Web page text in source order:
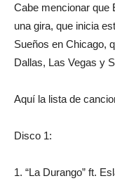
Cabe mencionar que
una gira, que inicia
Sueños en Chicago,
Dallas, Las Vegas y
Aquí la lista de
Disco 1:
1. “La Durango” ft.